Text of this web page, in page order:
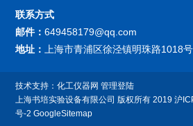
联系方式
邮件：649458179@qq.com
地址：
上海市青浦区徐泾镇明珠路1018
技术支持：化工仪器网 管理登陆
上海书培实验设备有限公司 版权所有 2019沪
号-2 GoogleSitemap